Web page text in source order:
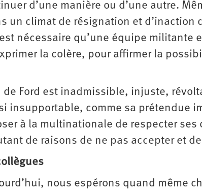
d’une manière ou d’une autre.
un climat de résignation et d’inaction
nécessaire qu’une équipe militante
la colère, pour affirmer la
Ford est inadmissible, injuste,
insupportable, comme sa prétendue
à la multinationale de respecter
de raisons de ne pas accepter et
nous espérons quand même